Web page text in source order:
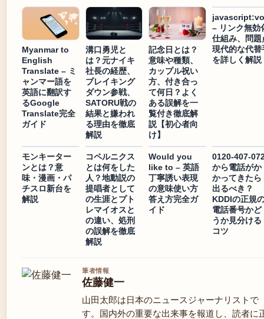
Myanmar to
English
Translate – ミ
ャンマー語を
英語に翻訳す
るGoogle
Translate完全
ガイド
溝口勇児と
は？元ナイキ
社長の経歴、
ブレイキング
ダウン参戦、
SATORU戦の
結果と嫌われ
る理由を徹底
解説
記念日とは？
意味や種類、
カップル祝い
方、付き合っ
て何日？よく
ある誤解を一
覧付き徹底解
説【初心者向
け】
– リンク無効
仕組み、問題
現代的な代替
を詳しく解説
モンキーター
ンとは？意
味・漫画・パ
チスロ新台を
解説
コペルニクス
とは何をした
人？地動説の
提唱者として
の生涯とプト
レマイオスと
の違い、処刑
の誤解を徹底
解説
Would you
like to – 英語
丁寧誘い表現
の意味使い方
答え方完全ガ
イド
0120-407-
から電話がか
かってきたら
出るべき？
KDDIの正規
電話番号かど
うか見分ける
コツ
筆者情報
佐藤健一
山田太郎は日本のニュースジャーナリストで
す。国内外の重要な出来事を報道し、読者に